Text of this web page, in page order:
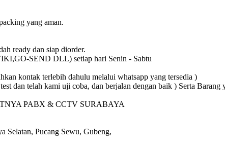
yang aman.
ready dan siap diorder.
SEND DLL) setiap hari Senin - Sabtu
kontak terlebih dahulu melalui whatsapp yang tersedia )
dan telah kami uji coba, dan berjalan dengan baik ) Serta
PABX & CCTV SURABAYA
Selatan, Pucang Sewu, Gubeng,